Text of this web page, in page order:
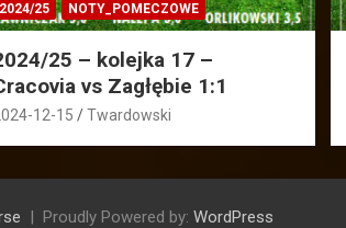
2024/25 NOTY_POMECZOWE
25 – kolejka 17 –
vs Zagłębie 1:1
12-15 Twardowski
Proudly Powered by: WordPress